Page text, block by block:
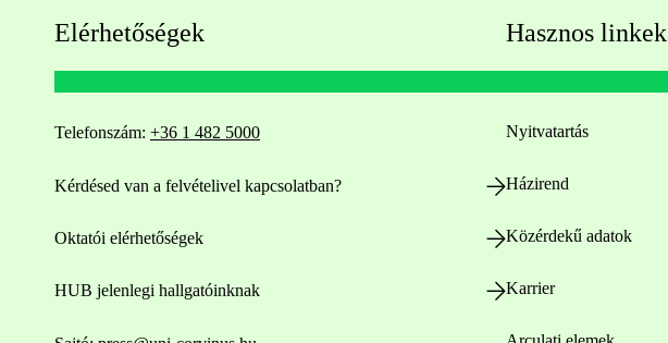
Elérhetőségek
Telefonszám: +36 1 482 5000
Kérdésed van a felvételivel kapcsolatban?
Oktatói elérhetőségek
HUB jelenlegi hallgatóinknak
Hasznos linkek
Nyitvatartás
Házirend
Közérdekű adatok
Karrier